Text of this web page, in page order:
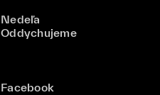
Nedeľa
Oddychujeme
Facebook